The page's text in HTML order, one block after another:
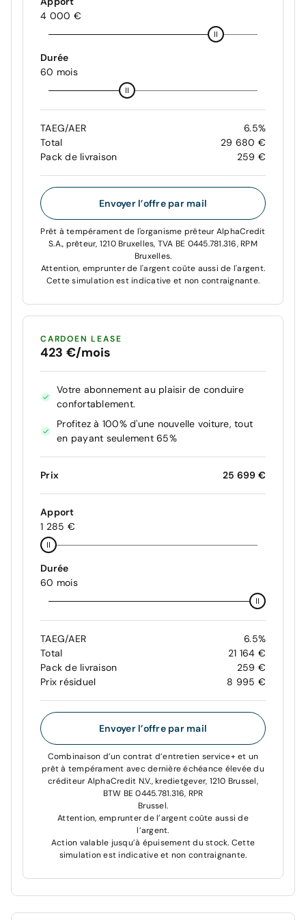
4 000 €
Durée
60 mois
TAEG/AER
6.5%
Total
29 680 €
Pack de livraison
259 €
Envoyer l’offre par mail
Prêt à tempérament de l'organisme prêteur AlphaCredit
S.A., prêteur, 1210 Bruxelles, TVA BE 0445.781.316, RPM
Bruxelles.
Attention, emprunter de l'argent coûte aussi de l'argent.
Cette simulation est indicative et non contraignante.
CARDOEN LEASE
423 €/mois
Votre abonnement au plaisir de conduire
confortablement.
Profitez à 100% d'une nouvelle voiture, tout
en payant seulement 65%
Prix 25 699 €
Apport
1 285 €
Durée
60 mois
TAEG/AER
6.5%
Total
21 164 €
Pack de livraison
259 €
Prix résiduel
8 995 €
Envoyer l’offre par mail
Combinaison d’un contrat d’entretien service+ et un
prêt à tempérament avec dernière échéance élevée du
créditeur AlphaCredit N.V., kredietgever, 1210 Brussel,
BTW BE 0445.781.316, RPR
Brussel.
Attention, emprunter de l’argent coûte aussi de
l’argent.
Action valable jusqu’à épuisement du stock. Cette
simulation est indicative et non contraignante.